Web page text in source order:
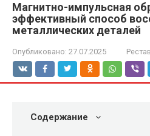
Магнитно-импульсная
эффективный способ
металлических деталей
Опубликовано: 27.07.2025
Содержание